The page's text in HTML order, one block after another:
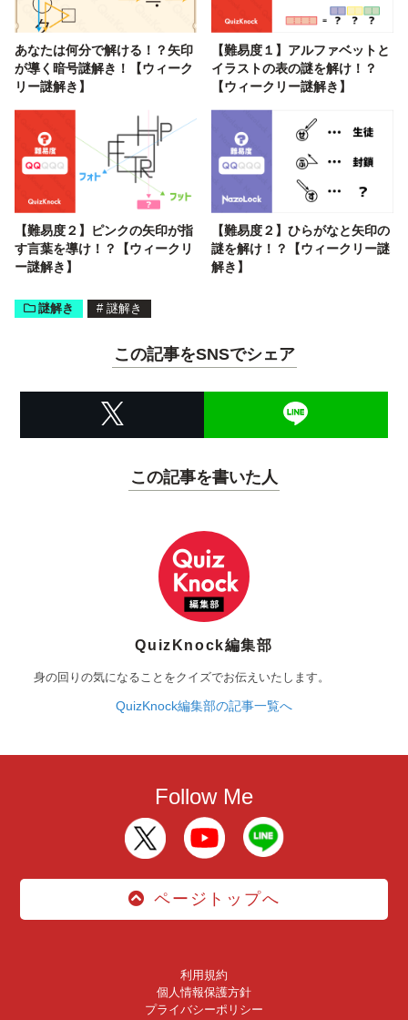
あなたは何分で解ける！？矢印
が導く暗号謎解き！【ウィーク
リー謎解き】
【難易度１】アルファベットと
イラストの表の謎を解け！？
【ウィークリー謎解き】
【難易度２】ピンクの矢印が指
す言葉を導け！？【ウィークリ
ー謎解き】
【難易度２】ひらがなと矢印の
謎を解け！？【ウィークリー謎
解き】
謎解き # 謎解き
この記事をSNSでシェア
この記事を書いた人
QuizKnock編集部
身の回りの気になることをクイズでお伝えいたします。
QuizKnock編集部の記事一覧へ
Follow Me
ページトップへ
利用規約
個人情報保護方針
プライバシーポリシー